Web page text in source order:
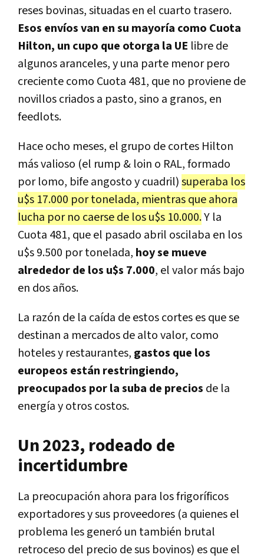
reses bovinas, situadas en el cuarto trasero.
Esos envíos van en su mayoría como Cuota
Hilton, un cupo que otorga la UE libre de
algunos aranceles, y una parte menor pero
creciente como Cuota 481, que no proviene de
novillos criados a pasto, sino a granos, en
feedlots.
Hace ocho meses, el grupo de cortes Hilton
más valioso (el rump & loin o RAL, formado
por lomo, bife angosto y cuadril)superaba los
u$s 17.000 por tonelada, mientras que ahora
lucha por no caerse de los u$s 10.000.Y la
Cuota 481, que el pasado abril oscilaba en los
u$s 9.500 por tonelada, hoy se mueve
alrededor de los u$s 7.000, el valor más bajo
en dos años.
La razón de la caída de estos cortes es que se
destinan a mercados de alto valor, como
hoteles y restaurantes, gastos que los
europeos están restringiendo,
preocupados por la suba de precios de la
energía y otros costos.
Un 2023, rodeado de
incertidumbre
La preocupación ahora para los frigoríficos
exportadores y sus proveedores (a quienes el
problema les generó un también brutal
retroceso del precio de sus bovinos) es que el